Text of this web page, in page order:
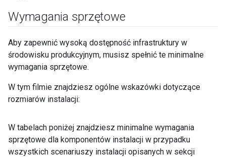
Wymagania sprzętowe
Aby zapewnić wysoką dostępność infrastruktury w
środowisku produkcyjnym, musisz spełnić te minimalne
wymagania sprzętowe.
W tym filmie znajdziesz ogólne wskazówki dotyczące
rozmiarów instalacji:
W tabelach poniżej znajdziesz minimalne wymagania
sprzętowe dla komponentów instalacji w przypadku
wszystkich scenariuszy instalacji opisanych w sekcji